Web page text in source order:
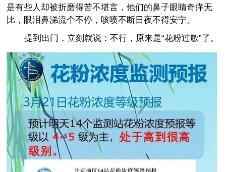
是有些人却被折磨得苦不堪言，他们的鼻子眼睛奇痒无
比，眼泪鼻涕流个不停，咳喷不断日夜不得安宁。
提到出门，立刻就说：不行，原来是“花粉过敏”了。